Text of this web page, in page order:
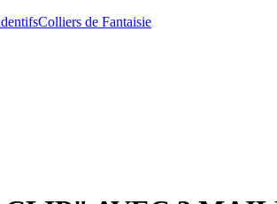
Colliers de Fantaisie